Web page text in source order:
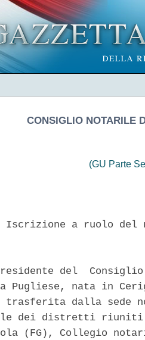
CONSIGLIO NOTARILE
(GU Parte
Iscrizione a ruolo
del
Pugliese, nata in
trasferita dalla sede
dei distretti riuniti
(FG), Collegio